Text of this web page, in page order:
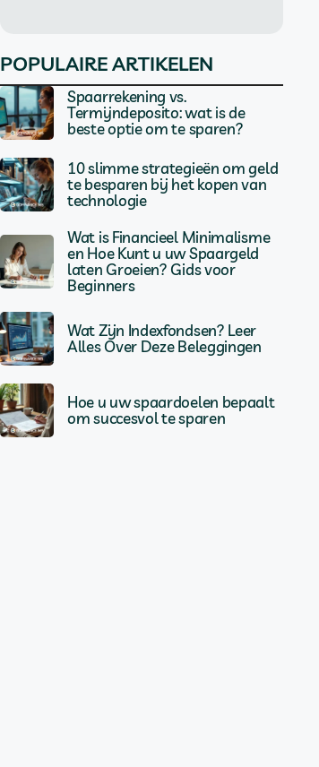
POPULAIRE ARTIKELEN
Spaarrekening vs.
Termijndeposito: wat is de
beste optie om te sparen?
10 slimme strategieën om geld
te besparen bij het kopen van
technologie
Wat is Financieel Minimalisme
en Hoe Kunt u uw Spaargeld
laten Groeien? Gids voor
Beginners
Wat Zijn Indexfondsen? Leer
Alles Over Deze Beleggingen
Hoe u uw spaardoelen bepaalt
om succesvol te sparen